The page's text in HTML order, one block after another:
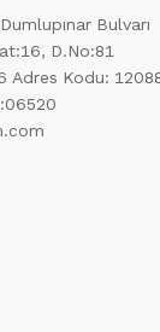
Bulvarı
D.No:81
Adres Kodu: